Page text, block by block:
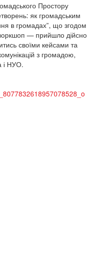
Простору
як громадським
в громадах”, що згодом
— прийшло дійсно
своїми кейсами та
з громадою,
і НУО.